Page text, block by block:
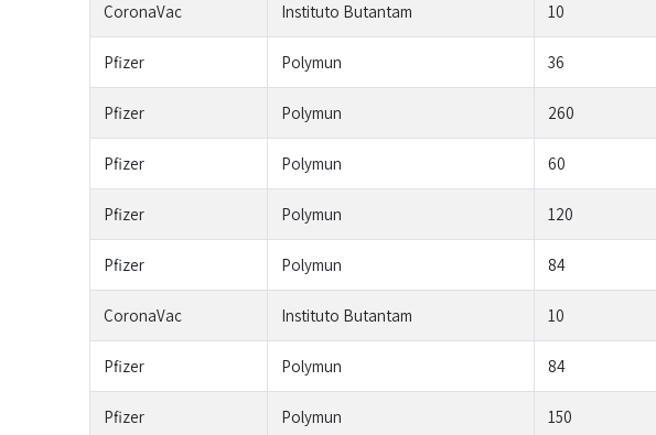
CoronaVac Instituto Butantam 10
Pfizer Polymun 36
Pfizer Polymun 260
Pfizer Polymun 60
Pfizer Polymun 120
Pfizer Polymun 84
CoronaVac Instituto Butantam 10
Pfizer Polymun 84
Pfizer Polymun 150